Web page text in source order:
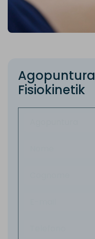
Agopuntura
Fisiokinetik